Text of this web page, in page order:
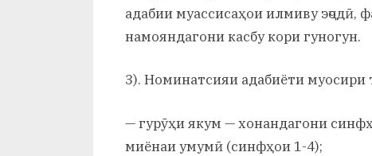
адабии муассисаҳои илмиву эҷодӣ,
намояндагони касбу кори гуногун.
3). Номинатсияи адабиёти муосири
— гурӯҳи якум — хонандагони
миёнаи умумӣ (синфҳои 1-4);